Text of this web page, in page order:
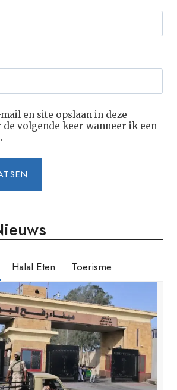
en site opslaan in deze
volgende keer wanneer ik een
Halal Eten Toerisme